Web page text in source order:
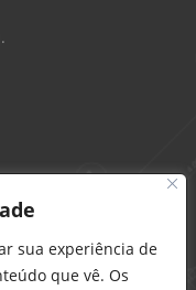
sua experiência de
que vê. Os